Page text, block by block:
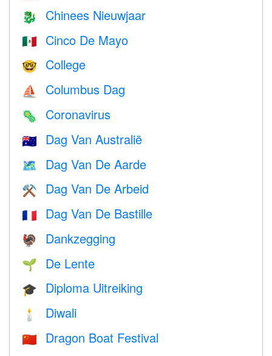
🐉 Chinees Nieuwjaar
🇲🇽 Cinco De Mayo
🤓 College
⛵️ Columbus Dag
🦠 Coronavirus
🇦🇺 Dag Van Australië
🗺️ Dag Van De Aarde
⚒️ Dag Van De Arbeid
🇫🇷 Dag Van De Bastille
🦃 Dankzegging
🌱 De Lente
🎓 Diploma Uitreiking
🕯 Diwali
🇨🇳 Dragon Boat Festival